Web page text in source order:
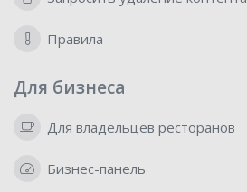
Правила
Для бизнеса
Для владельцев ресторанов
Бизнес-панель